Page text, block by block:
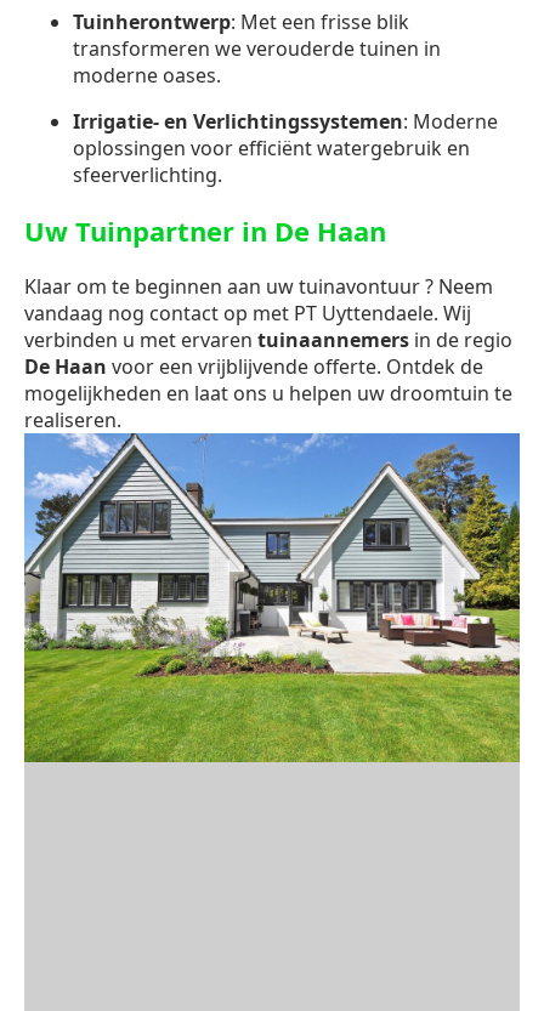
Tuinherontwerp: Met een frisse blik
transformeren we verouderde tuinen in
moderne oases.
Irrigatie- en Verlichtingssystemen: Moderne
oplossingen voor efficiënt watergebruik en
sfeerverlichting.
Uw Tuinpartner in De Haan
Klaar om te beginnen aan uw tuinavontuur ? Neem
vandaag nog contact op met PT Uyttendaele. Wij
verbinden u met ervaren tuinaannemers in de regio
De Haan voor een vrijblijvende offerte. Ontdek de
mogelijkheden en laat ons u helpen uw droomtuin te
realiseren.